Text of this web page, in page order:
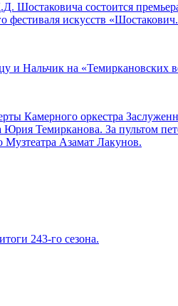
Шостаковича состоится
фестиваля искусств
и Нальчик на «Темиркановских
Камерного оркестра
Темирканова. За пультом
Азамат Лакунов.
243-го сезона.